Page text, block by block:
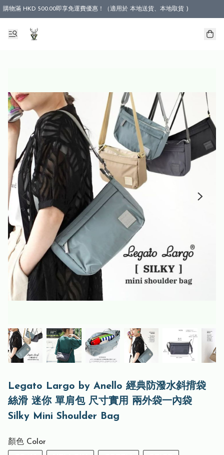
購物滿 HKD 500.00即享免運費優惠！（適用於 本地送貨、本地取貨 )
Legato Largo by Anello 經典防潑水斜揹袋
絲滑 迷你 單肩包 尺寸實用 兩外袋一內袋
Silky Mini Shoulder Bag
顏色 Color